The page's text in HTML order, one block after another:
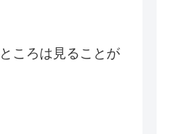
ころは見ることが